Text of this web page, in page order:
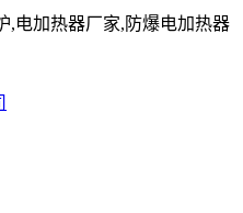
,电加热器厂家,防爆电加热器